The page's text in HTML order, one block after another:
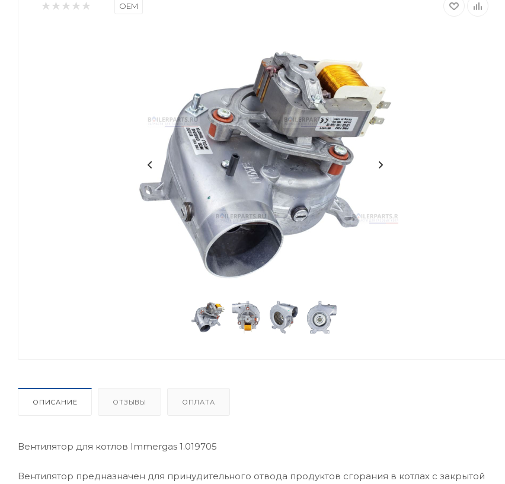
OEM
ОПИСАНИЕ ОТЗЫВЫ ОПЛАТА
Вентилятор для котлов Immergas 1.019705
Вентилятор предназначен для принудительного отвода продуктов сгорания в котлах с закрытой